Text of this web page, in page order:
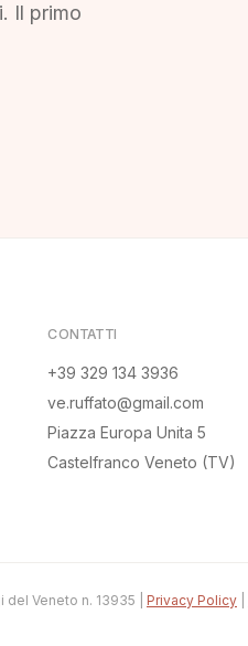
Il primo
CONTATTI
+39 329 134 3936
ve.ruffato@gmail.com
Piazza Europa Unita 5
Castelfranco Veneto (TV)
Veneto n. 13935 Privacy Policy